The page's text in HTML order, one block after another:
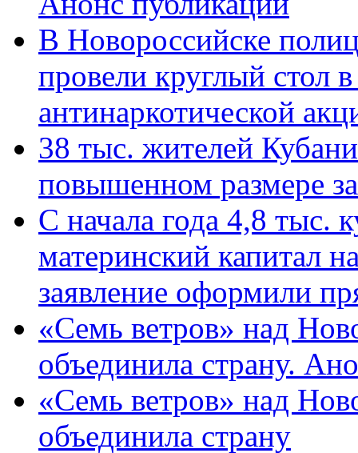
В Новороссийске
провели круглый стол
антинаркотической
38 тыс. жителей
повышенном размере
С начала года 4,8 тыс.
материнский капитал
заявление оформили
«Семь ветров» над
объединила страну.
«Семь ветров» над
объединила страну